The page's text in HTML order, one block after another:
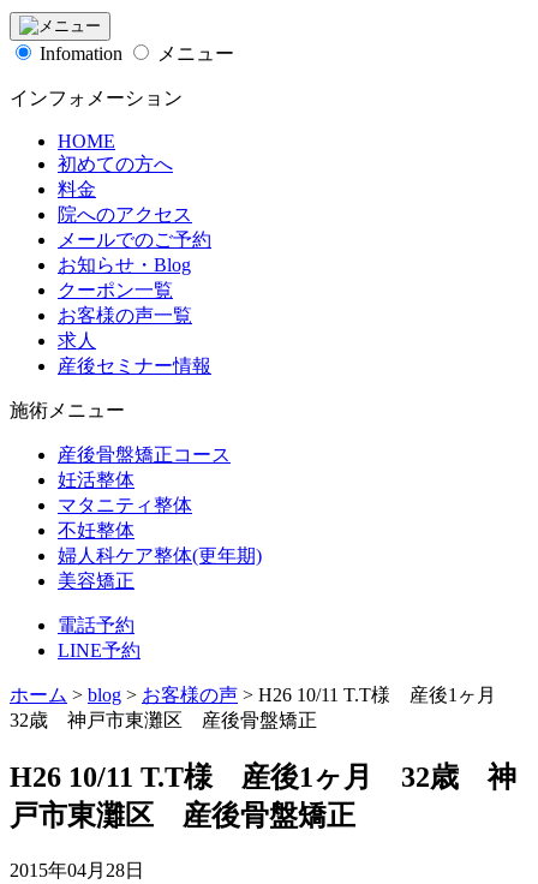
Infomation メニュー
インフォメーション
HOME
初めての方へ
料金
院へのアクセス
メールでのご予約
お知らせ・Blog
クーポン一覧
お客様の声一覧
求人
産後セミナー情報
施術メニュー
産後骨盤矯正コース
妊活整体
マタニティ整体
不妊整体
婦人科ケア整体(更年期)
美容矯正
電話予約
LINE予約
ホーム > blog > お客様の声 > H26 10/11 T.T様 産後1ヶ月
32歳 神戸市東灘区 産後骨盤矯正
H26 10/11 T.T様 産後1ヶ月 32歳 神
戸市東灘区 産後骨盤矯正
2015年04月28日